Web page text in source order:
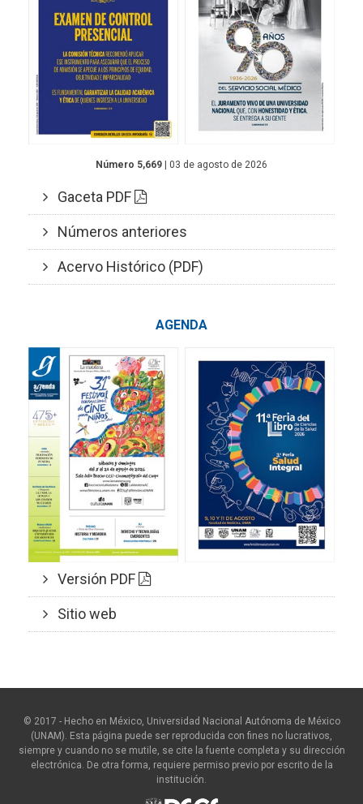
Número 5,669 | 03 de agosto de 2026
Gaceta PDF
Números anteriores
Acervo Histórico (PDF)
AGENDA
Versión PDF
Sitio web
© 2017 - Hecho en México, Universidad Nacional Autónoma de México
(UNAM). Esta página puede ser reproducida con fines no lucrativos,
siempre y cuando no se mutile, se cite la fuente completa y su dirección
electrónica. De otra forma, requiere permiso previo por escrito de la
institución.